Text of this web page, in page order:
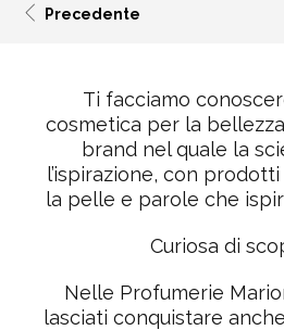
Precedente
Ti facciamo
cosmetica per la
brand nel quale la
l’ispirazione, con
la pelle e parole che
Curiosa di
Nelle Profumerie
lasciati conquistare